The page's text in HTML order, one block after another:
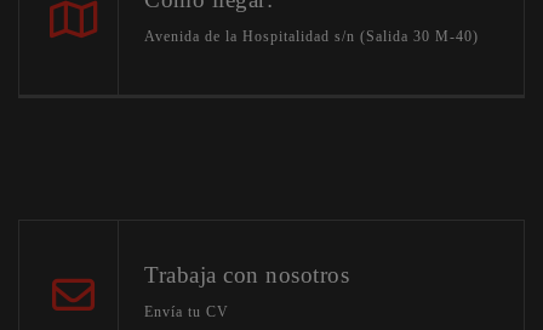
Avenida de la Hospitalidad s/n (Salida 30 M-40)
Trabaja con nosotros
Envía tu CV